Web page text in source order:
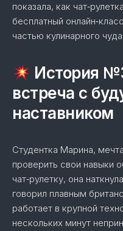
показала, как
бесплатный
частью кулинарного чуда.
История
встреча с
наставником
Студентка Марина,
проверить свои навыки
чат‑рулетку, она
говорил плавным
работает в крупной
нескольких минут